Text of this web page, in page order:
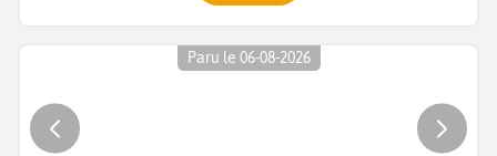
Paru le 06-08-2026